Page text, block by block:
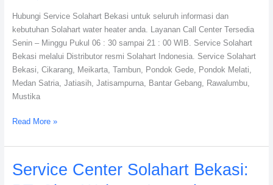
Hubungi Service Solahart Bekasi untuk seluruh informasi dan
kebutuhan Solahart water heater anda. Layanan Call Center Tersedia
Senin – Minggu Pukul 06 : 30 sampai 21 : 00 WIB. Service Solahart
Bekasi melalui Distributor resmi Solahart Indonesia. Service Solahart
Bekasi, Cikarang, Meikarta, Tambun, Pondok Gede, Pondok Melati,
Medan Satria, Jatiasih, Jatisampurna, Bantar Gebang, Rawalumbu,
Mustika
Read More »
Service Center Solahart Bekasi:
Service
Center